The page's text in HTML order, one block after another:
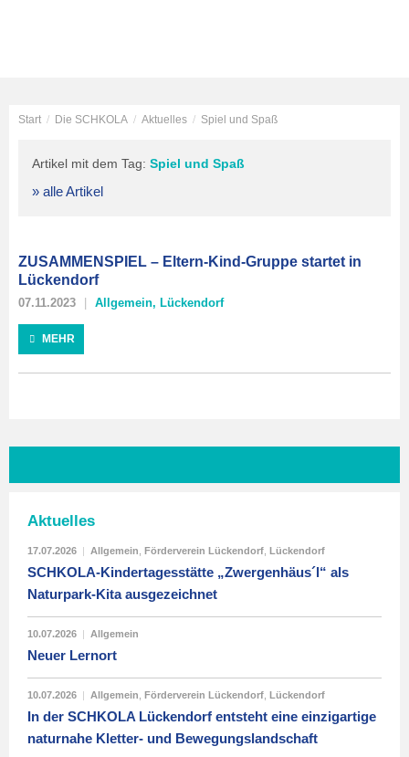
Start / Die SCHKOLA / Aktuelles / Spiel und Spaß
Artikel mit dem Tag: Spiel und Spaß
» alle Artikel
ZUSAMMENSPIEL – Eltern-Kind-Gruppe startet in
Lückendorf
07.11.2023 Allgemein, Lückendorf
MEHR
Aktuelles
17.07.2026 | Allgemein Förderverein Lückendorf Lückendorf
SCHKOLA-Kindertagesstätte „Zwergenhäus´l“ als
Naturpark-Kita ausgezeichnet
10.07.2026 | Allgemein
Neuer Lernort
10.07.2026 | Allgemein Förderverein Lückendorf Lückendorf
In der SCHKOLA Lückendorf entsteht eine einzigartige
naturnahe Kletter- und Bewegungslandschaft